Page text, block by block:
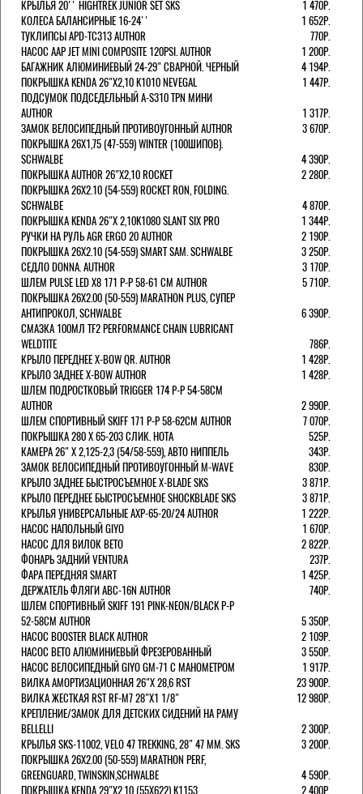
КРЫЛЬЯ 20'' HIGHTREK JUNIOR SET SKS
1 470Р.
КОЛЕСА БАЛАНСИРНЫЕ 16-24''
1 652Р.
ТУКЛИПСЫ APD-TC313 AUTHOR
770Р.
НАСОС AAP JET MINI COMPOSITE 120PSI. AUTHOR
1 200Р.
БАГАЖНИК АЛЮМИНИЕВЫЙ 24-29" СВАРНОЙ. ЧЕРНЫЙ
4 194Р.
ПОКРЫШКА KENDA 26"Х2,10 K1010 NEVEGAL
1 447Р.
ПОДСУМОК ПОДСЕДЕЛЬНЫЙ A-S310 TPN МИНИ
AUTHOR
1 317Р.
ЗАМОК ВЕЛОСИПЕДНЫЙ ПРОТИВОУГОННЫЙ AUTHOR
3 670Р.
ПОКРЫШКА 26X1,75 (47-559) WINTER (100ШИПОВ).
SCHWALBE
4 390Р.
ПОКРЫШКА AUTHOR 26"Х2,10 ROCKET
2 280Р.
ПОКРЫШКА 26X2.10 (54-559) ROCKET RON, FOLDING.
SCHWALBE
4 870Р.
ПОКРЫШКА KENDA 26"Х 2,10K1080 SLANT SIX PRO
1 344Р.
РУЧКИ НА РУЛЬ AGR ERGO 20 AUTHOR
2 190Р.
ПОКРЫШКА 26X2.10 (54-559) SMART SAM. SCHWALBE
3 250Р.
СЕДЛО DONNA. AUTHOR
3 170Р.
ШЛЕМ PULSE LED X8 171 Р-Р 58-61 СМ AUTHOR
5 710Р.
ПОКРЫШКА 26X2.00 (50-559) MARATHON PLUS, СУПЕР
АНТИПРОКОЛ, SCHWALBE
6 390Р.
СМАЗКА 100МЛ TF2 PERFORMANCE CHAIN LUBRICANT
WELDTITE
786Р.
КРЫЛО ПЕРЕДНЕЕ X-BOW QR. AUTHOR
1 428Р.
КРЫЛО ЗАДНЕЕ X-BOW AUTHOR
1 428Р.
ШЛЕМ ПОДРОСТКОВЫЙ TRIGGER 174 Р-Р 54-58СМ
AUTHOR
2 990Р.
ШЛЕМ СПОРТИВНЫЙ SKIFF 171 Р-Р 58-62СМ AUTHOR
7 070Р.
ПОКРЫШКА 280 X 65-203 СЛИК. HOTA
525Р.
КАМЕРА 26" X 2,125-2,3 (54/58-559), АВТО НИППЕЛЬ
343Р.
ЗАМОК ВЕЛОСИПЕДНЫЙ ПРОТИВОУГОННЫЙ M-WAVE
830Р.
КРЫЛО ЗАДНЕЕ БЫСТРОСЪЕМНОЕ X-BLADE SKS
3 871Р.
КРЫЛО ПЕРЕДНЕЕ БЫСТРОСЪЕМНОЕ SHOCKBLADE SKS
3 871Р.
КРЫЛЬЯ УНИВЕРСАЛЬНЫЕ AXP-65-20/24 AUTHOR
1 222Р.
НАСОС НАПОЛЬНЫЙ GIYO
1 670Р.
НАСОС ДЛЯ ВИЛОК ВЕТО
2 822Р.
ФОНАРЬ ЗАДНИЙ VENTURA
237Р.
ФАРА ПЕРЕДНЯЯ SMART
1 425Р.
ДЕРЖАТЕЛЬ ФЛЯГИ ABC-16N AUTHOR
740Р.
ШЛЕМ СПОРТИВНЫЙ SKIFF 191 PINK-NEON/BLACK Р-Р
52-58СМ AUTHOR
5 350Р.
НАСОС BOOSTER BLACK AUTHOR
2 109Р.
НАСОС BETO АЛЮМИНИЕВЫЙ ФРЕЗЕРОВАННЫЙ
3 550Р.
НАСОС ВЕЛОСИПЕДНЫЙ GIYO GM-71 С МАНОМЕТРОМ
1 917Р.
ВИЛКА АМОРТИЗАЦИОННАЯ 26"Х 28,6 RST
23 900Р.
ВИЛКА ЖЕСТКАЯ RST RF-M7 28"Х1 1/8"
12 980Р.
КРЕПЛЕНИЕ/ЗАМОК ДЛЯ ДЕТСКИХ СИДЕНИЙ НА РАМУ
BELLELLI
2 300Р.
КРЫЛЬЯ SKS-11002, VELO 47 TREKKING, 28" 47 ММ. SKS
3 200Р.
ПОКРЫШКА 26X2.00 (50-559) MARATHON PERF,
GREENGUARD, TWINSKIN,SCHWALBE
4 590Р.
ПОКРЫШКА KENDA 29"Х2,10 (55X622) K1153
2 400Р.